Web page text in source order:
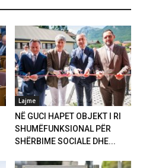
Lajme
NË GUCI HAPET OBJEKT I RI
SHUMËFUNKSIONAL PËR
SHËRBIME SOCIALE DHE...